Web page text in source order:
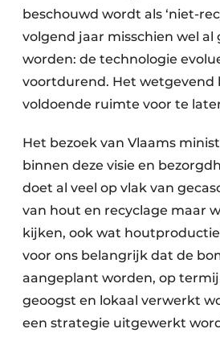
beschouwd wordt als ‘niet-
volgend jaar misschien wel al
worden: de technologie
voortdurend. Het wetgevend
voldoende ruimte voor te
Het bezoek van Vlaams
binnen deze visie en
doet al veel op vlak van
van hout en recyclage maar
kijken, ook wat
voor ons belangrijk dat de
aangeplant worden, op
geoogst en lokaal verwerkt
een strategie uitgewerkt